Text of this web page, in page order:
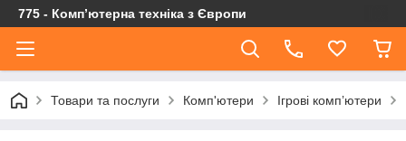
775 - Компʼютерна техніка з Європи
Товари та послуги Комп'ютери Ігрові компʼютери